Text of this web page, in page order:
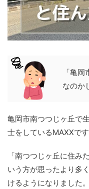
「亀
なのか
亀岡市南つつじヶ丘で
士をしているMAXXです
「南つつじヶ丘に住み
いう方が思ったより多
けるようになりました